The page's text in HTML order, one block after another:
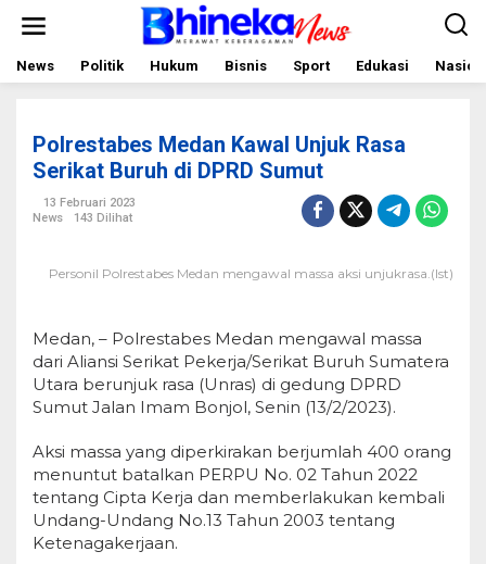
News Politik Hukum Bisnis Sport Edukasi
Polrestabes Medan Kawal Unjuk Rasa
Serikat Buruh di DPRD Sumut
13 Februari 2023
News
143 Dilihat
Personil Polrestabes Medan mengawal massa aksi unjukrasa.(Ist)
Medan, – Polrestabes Medan mengawal massa
dari Aliansi Serikat Pekerja/Serikat Buruh Sumatera
Utara berunjuk rasa (Unras) di gedung DPRD
Sumut Jalan Imam Bonjol, Senin (13/2/2023).
Aksi massa yang diperkirakan berjumlah 400 orang
menuntut batalkan PERPU No. 02 Tahun 2022
tentang Cipta Kerja dan memberlakukan kembali
Undang-Undang No.13 Tahun 2003 tentang
Ketenagakerjaan.